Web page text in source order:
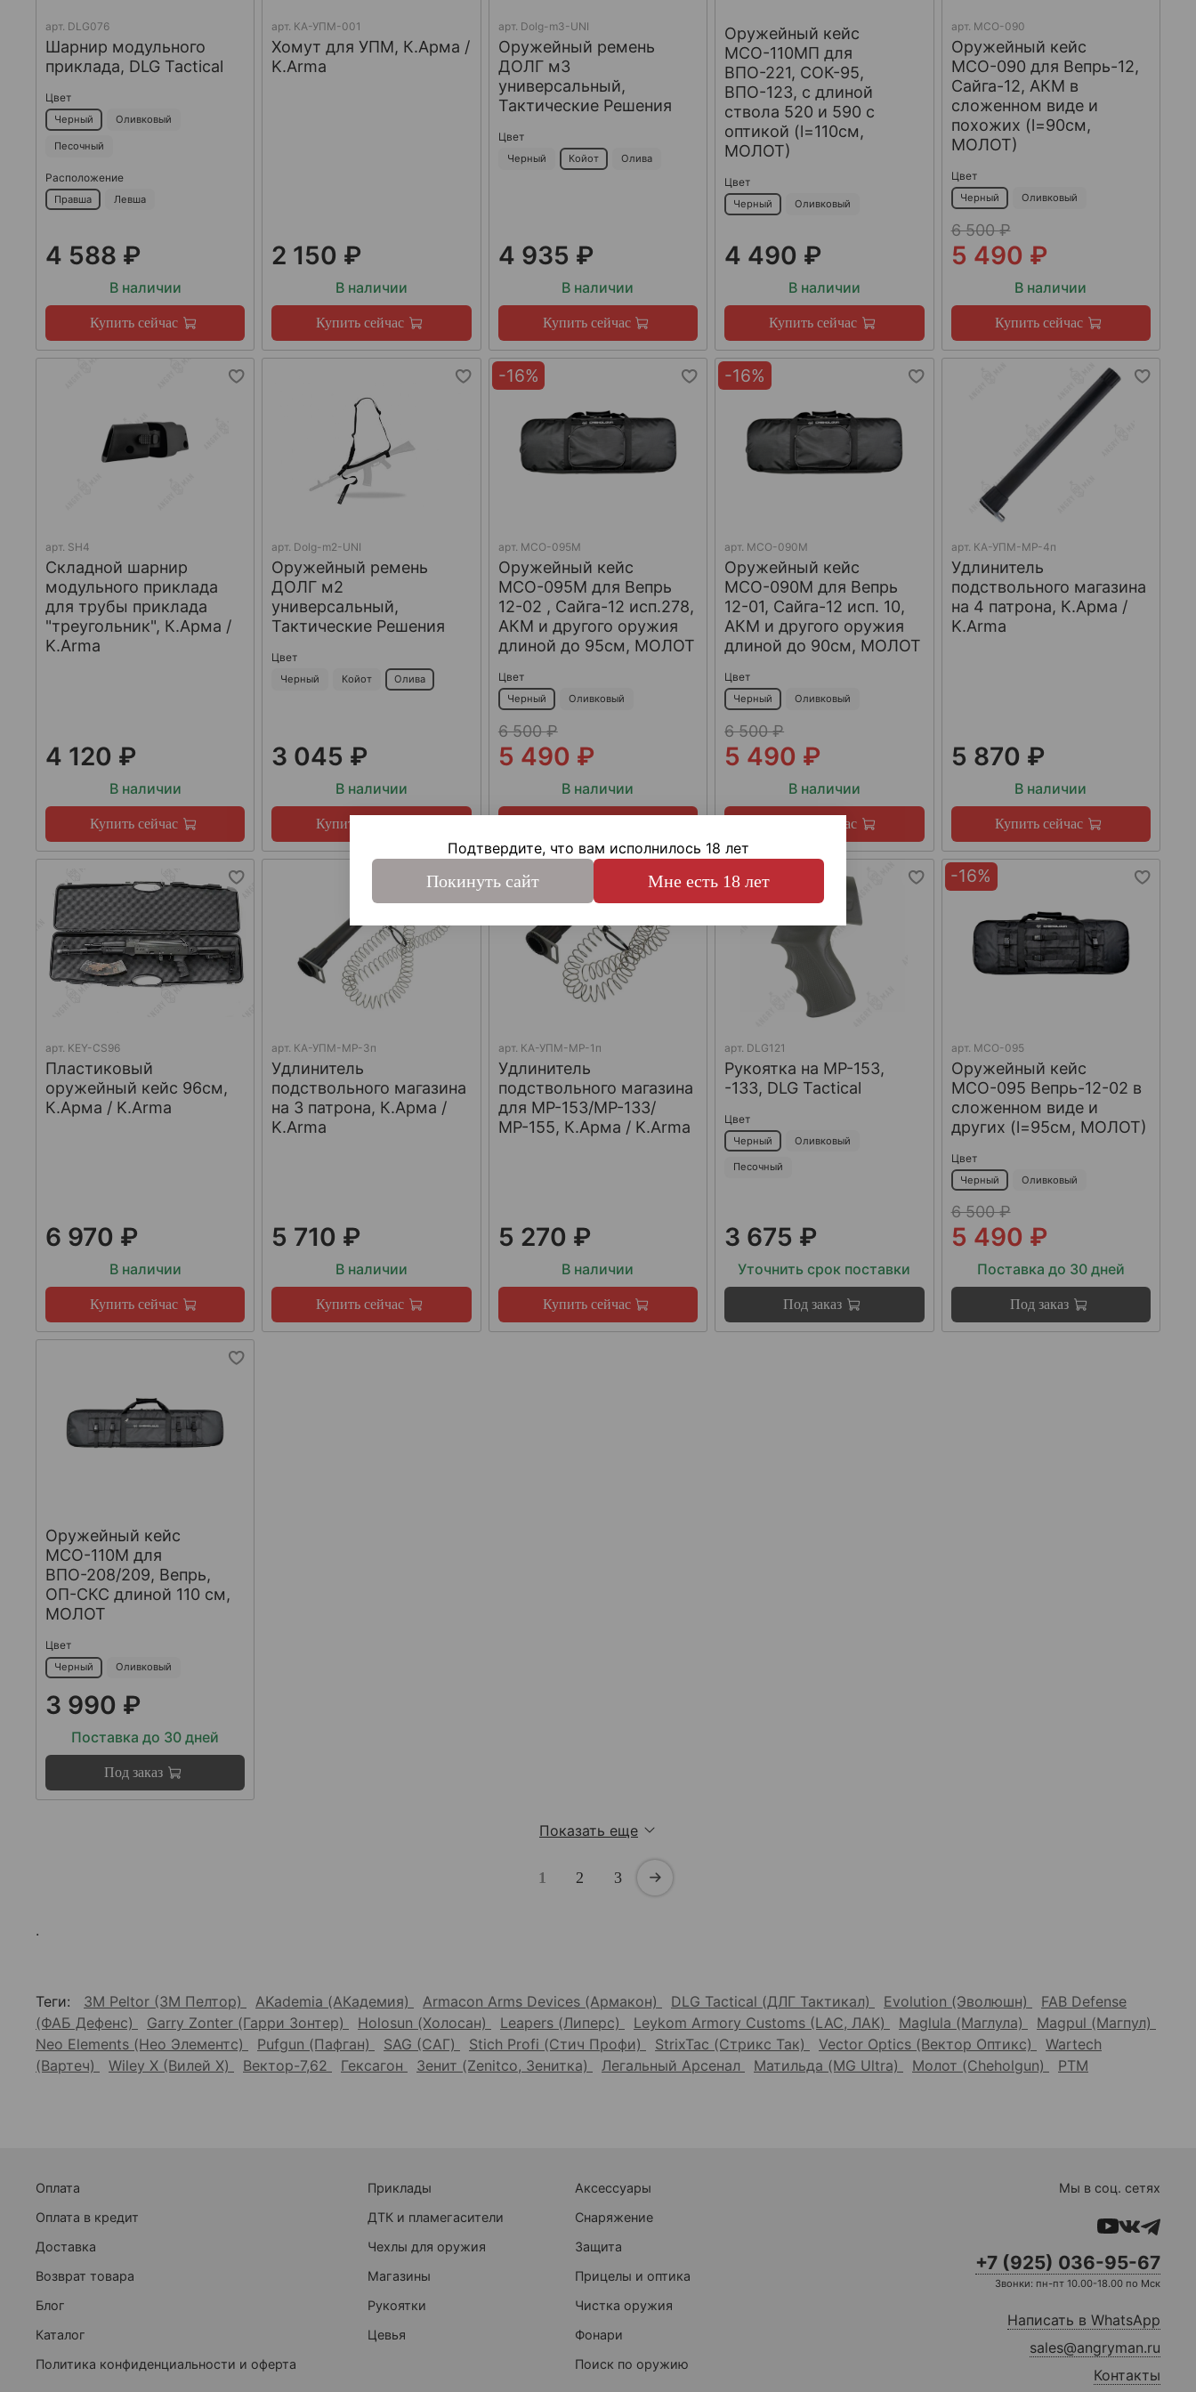
арт. DLG076
Шарнир модульного
приклада, DLG Tactical
Цвет
Черный Оливковый
Песочный
Расположение
Правша Левша
4 588 ₽
В наличии
Купить сейчас
арт. КА-УПМ-001
Хомут для УПМ, К.Арма /
K.Arma
2 150 ₽
В наличии
Купить сейчас
арт. Dolg-m3-UNI
Оружейный ремень
ДОЛГ м3
универсальный,
Тактические Решения
Цвет
Черный Койот Олива
4 935 ₽
В наличии
Купить сейчас
Оружейный кейс
МСО-110МП для
ВПО-221, СОК-95,
ВПО-123, с длиной
ствола 520 и 590 с
оптикой (l=110см,
МОЛОТ)
Цвет
Черный Оливковый
4 490 ₽
В наличии
Купить сейчас
арт. МСО-090
Оружейный кейс
МСО-090 для Вепрь-12,
Сайга-12, АКМ в
сложенном виде и
похожих (l=90см,
МОЛОТ)
Цвет
Черный Оливковый
6 500 ₽
5 490 ₽
В наличии
Купить сейчас
арт. SH4
Складной шарнир
модульного приклада
для трубы приклада
"треугольник", К.Арма /
K.Arma
4 120 ₽
В наличии
Купить сейчас
арт. Dolg-m2-UNI
Оружейный ремень
ДОЛГ м2
универсальный,
Тактические Решения
Цвет
Черный Койот Олива
3 045 ₽
В наличии
Купить сейчас
-16%
арт. МСО-095М
Оружейный кейс
МСО-095М для Вепрь
12-02 , Сайга-12 исп.278,
АКМ и другого оружия
длиной до 95см, МОЛОТ
Цвет
Черный Оливковый
6 500 ₽
5 490 ₽
В наличии
-16%
арт. МСО-090М
Оружейный кейс
МСО-090М для Вепрь
12-01, Сайга-12 исп. 10,
АКМ и другого оружия
длиной до 90см, МОЛОТ
Цвет
Черный Оливковый
6 500 ₽
5 490 ₽
В наличии
Купить сейчас
арт. КА-УПМ-МР-4п
Удлинитель
подствольного магазина
на 4 патрона, К.Арма /
K.Arma
5 870 ₽
В наличии
Купить сейчас
арт. KEY-CS96
Пластиковый
оружейный кейс 96см,
К.Арма / K.Arma
6 970 ₽
В наличии
Купить сейчас
арт. КА-УПМ-МР-3п
Удлинитель
подствольного магазина
на 3 патрона, К.Арма /
K.Arma
5 710 ₽
В наличии
Купить сейчас
арт. КА-УПМ-МР-1п
Удлинитель
подствольного магазина
для МР-153/МР-133/
МР-155, К.Арма / K.Arma
5 270 ₽
В наличии
Купить сейчас
арт. DLG121
Рукоятка на МР-153,
-133, DLG Tactical
Цвет
Черный Оливковый
Песочный
3 675 ₽
Уточнить срок поставки
Под заказ
-16%
арт. МСО-095
Оружейный кейс
МСО-095 Вепрь-12-02 в
сложенном виде и
других (l=95см, МОЛОТ)
Цвет
Черный Оливковый
6 500 ₽
5 490 ₽
Поставка до 30 дней
Под заказ
Оружейный кейс
МСО-110М для
ВПО-208/209, Вепрь,
ОП-СКС длиной 110 см,
МОЛОТ
Цвет
Черный Оливковый
3 990 ₽
Поставка до 30 дней
Под заказ
Показать еще
1 2 3
.
Теги: 3M Peltor (3М Пелтор) AKademia (АКадемия) Armacon Arms Devices (Армакон) DLG Tactical (ДЛГ Тактикал) Evolution (Эволюшн)
FAB Defense
(ФАБ Дефенс)
Garry Zonter (Гарри Зонтер) Holosun (Холосан) Leapers (Липерс) Leykom Armory Customs (LAC, ЛАК) Maglula (Маглула)
Magpul (Магпул)
Neo Elements (Нео Элементс)
Pufgun (Пафган) SAG (САГ) Stich Profi (Стич Профи) StrixTac (Стрикс Так) Vector Optics (Вектор Оптикс)
Wartech
(Вартеч)
Wiley X (Вилей Х) Вектор-7,62 Гексагон Зенит (Zenitco, Зенитка) Легальный Арсенал Матильда (MG Ultra) Молот (Cheholgun) РТМ
Оплата
Оплата в кредит
Доставка
Возврат товара
Блог
Каталог
Политика конфиденциальности и оферта
Приклады
ДТК и пламегасители
Чехлы для оружия
Магазины
Рукоятки
Цевья
Аксессуары
Снаряжение
Защита
Прицелы и оптика
Чистка оружия
Фонари
Поиск по оружию
Мы в соц. сетях
+7 (925) 036-95-67
Звонки: пн-пт 10.00-18.00 по Мск
Написать в WhatsApp
sales@angryman.ru
Контакты
Подтвердите, что вам исполнилось 18 лет
Покинуть сайт Мне есть 18 лет